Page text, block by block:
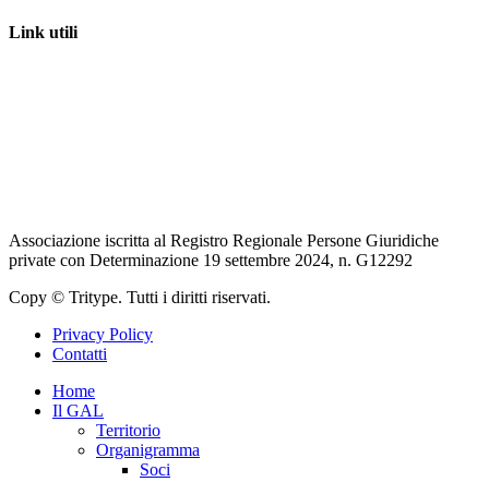
Link utili
Associazione iscritta al Registro Regionale Persone Giuridiche
private con Determinazione 19 settembre 2024, n. G12292
Copy © Tritype. Tutti i diritti riservati.
Privacy Policy
Contatti
Home
Il GAL
Territorio
Organigramma
Soci